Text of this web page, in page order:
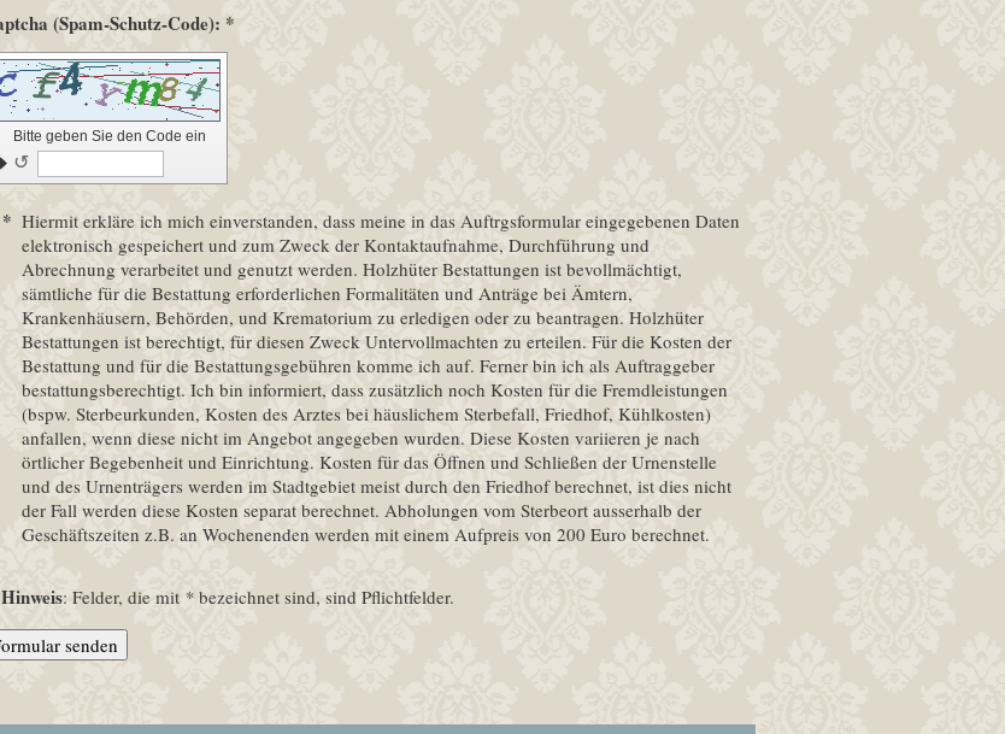
Captcha (Spam-Schutz-Code): *
Bitte geben Sie den Code ein
↺
* Hiermit erkläre ich mich einverstanden, dass meine in das Auftrgsformular eingegebenen Daten
elektronisch gespeichert und zum Zweck der Kontaktaufnahme, Durchführung und
Abrechnung verarbeitet und genutzt werden. Holzhüter Bestattungen ist bevollmächtigt,
sämtliche für die Bestattung erforderlichen Formalitäten und Anträge bei Ämtern,
Krankenhäusern, Behörden, und Krematorium zu erledigen oder zu beantragen. Holzhüter
Bestattungen ist berechtigt, für diesen Zweck Untervollmachten zu erteilen. Für die Kosten der
Bestattung und für die Bestattungsgebühren komme ich auf. Ferner bin ich als Auftraggeber
bestattungsberechtigt. Ich bin informiert, dass zusätzlich noch Kosten für die Fremdleistungen
(bspw. Sterbeurkunden, Kosten des Arztes bei häuslichem Sterbefall, Friedhof, Kühlkosten)
anfallen, wenn diese nicht im Angebot angegeben wurden. Diese Kosten variieren je nach
örtlicher Begebenheit und Einrichtung. Kosten für das Öffnen und Schließen der Urnenstelle
und des Urnenträgers werden im Stadtgebiet meist durch den Friedhof berechnet, ist dies nicht
der Fall werden diese Kosten separat berechnet. Abholungen vom Sterbeort ausserhalb der
Geschäftszeiten z.B. an Wochenenden werden mit einem Aufpreis von 200 Euro berechnet.
Hinweis : Felder, die mit * bezeichnet sind, sind Pflichtfelder.